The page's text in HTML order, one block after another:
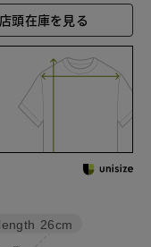
店頭在庫を見る
26cm